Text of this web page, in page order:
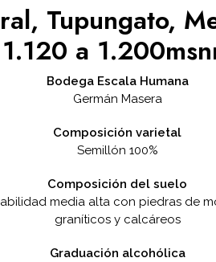
Tupungato,
1.120 a
Bodega Escala Humana
Germán Masera
Composición varietal
Semillón 100%
Composición del suelo
media alta con piedras de
graníticos y calcáreos
Graduación alcohólica